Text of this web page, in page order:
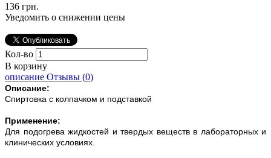
136 грн.
Уведомить о снижении цены
Кол-во
В корзину
описание Отзывы (0)
Описание:
Спиртовка c колпачком и подставкой
Применение:
Для подогрева жидкостей и твердых веществ в лабораторных и
клинических условиях.